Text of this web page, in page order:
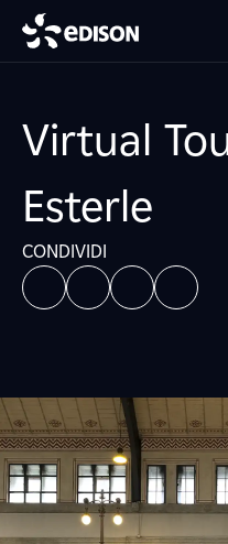
Virtual
Esterle
CONDIVIDI